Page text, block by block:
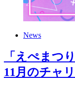
News
「えぺまつ
11月のチャ